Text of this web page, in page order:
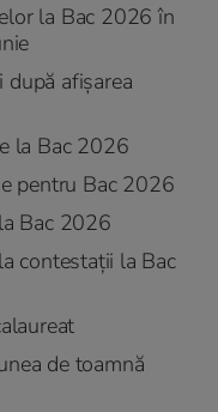
la Bac 2026 în
după afișarea
la Bac 2026
pentru Bac 2026
Bac 2026
contestații la Bac
de toamnă